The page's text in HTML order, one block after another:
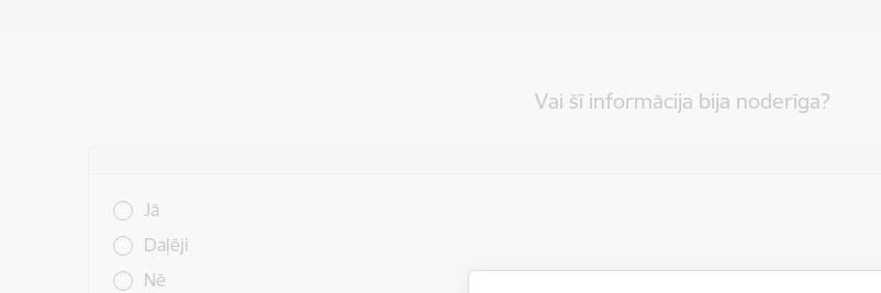
Vai šī informācija bija noderīga?
Jā
Daļēji
Nē